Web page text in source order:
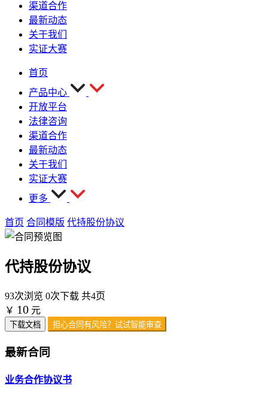
渠道合作
最新动态
关于我们
实证大赛
首页
产品中心
开放平台
法律咨询
渠道合作
最新动态
关于我们
实证大赛
更多
首页 合同模版 代持股份协议
代持股份协议
93次浏览 0次下载 共4页
￥ 10 元
下载文档 担心合同有风险？试试智能审查
最新合同
业务合作协议书